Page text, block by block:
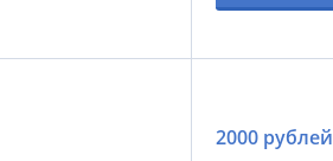
2000 рублей